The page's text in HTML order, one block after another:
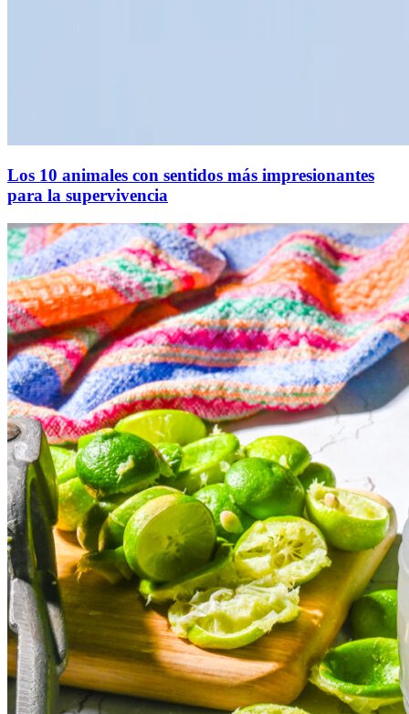
Los 10 animales con sentidos más impresionantes
para la supervivencia